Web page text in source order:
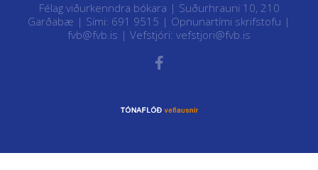
Félag viðurkenndra bókara | Suðurhrauni 10, 210
Garðabæ | Sími: 691 9515 | Opnunartími skrifstofu |
fvb@fvb.is | Vefstjóri: vefstjori@fvb.is